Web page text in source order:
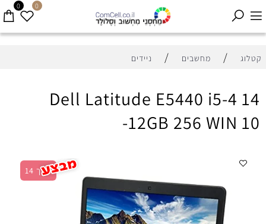
0 0
קטלוג / מחשבים / ניידים
Dell Latitude E5440 i5-4 14
-12GB 256 WIN 10
מסך 14